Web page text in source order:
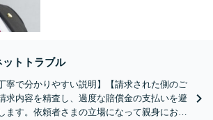
トトラブル
寧で分かりやすい説明】【請求された側のご
求内容を精査し、過度な賠償金の支払いを避
ます。依頼者さまの立場になって親身にお話